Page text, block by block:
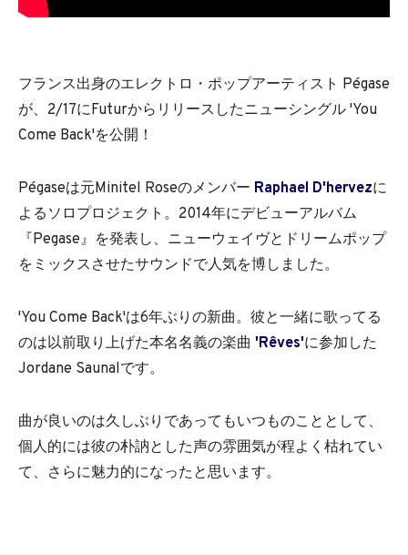
フランス出身のエレクトロ・ポップアーティスト Pégase
が、2/17にFuturからリリースしたニューシングル 'You
Come Back'を公開！
Pégaseは元Minitel Roseのメンバー Raphael D'hervezに
よるソロプロジェクト。2014年にデビューアルバム
『Pegase』を発表し、ニューウェイヴとドリームポップ
をミックスさせたサウンドで人気を博しました。
'You Come Back'は6年ぶりの新曲。彼と一緒に歌ってる
のは以前取り上げた本名名義の楽曲 'Rêves'に参加した
Jordane Saunalです。
曲が良いのは久しぶりであってもいつものこととして、
個人的には彼の朴訥とした声の雰囲気が程よく枯れてい
て、さらに魅力的になったと思います。